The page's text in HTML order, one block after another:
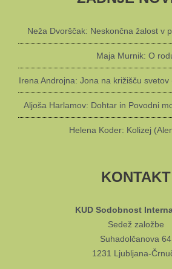
Neža Dvorščak: Neskončna žalost v
Maja Murnik: O
Irena Androjna: Jona na križišču svetov
Aljoša Harlamov: Dohtar in Povodni
Helena Koder: Kolizej
KONTAKT
KUD Sodobnost
Sedež založbe
Suhadolčanova 64
1231 Ljubljana-